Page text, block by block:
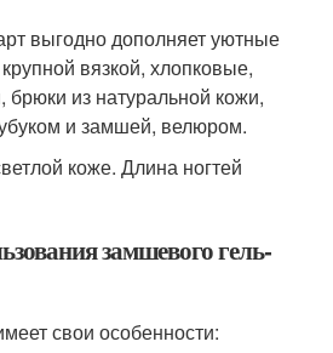
выгодно дополняет уютные
вязкой, хлопковые,
из натуральной кожи,
и замшей, велюром.
коже. Длина ногтей
замшевого гель-
свои особенности: